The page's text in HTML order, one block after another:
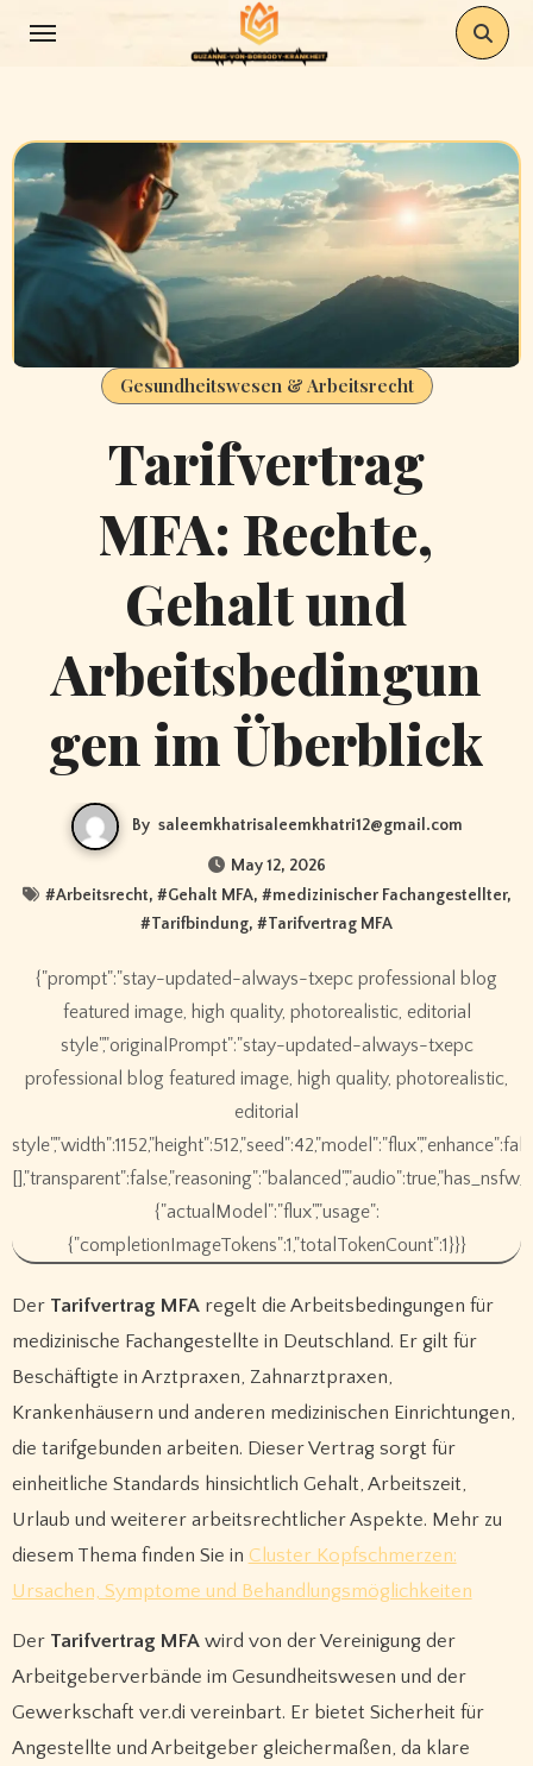
Gesundheitswesen & Arbeitsrecht
Tarifvertrag
MFA: Rechte,
Gehalt und
Arbeitsbedingun
gen im Überblick
By saleemkhatrisaleemkhatri12@gmail.com
May 12, 2026
#Arbeitsrecht, #Gehalt MFA, #medizinischer Fachangestellter,
#Tarifbindung, #Tarifvertrag MFA
{"prompt":"stay-updated-always-txepc professional blog
featured image, high quality, photorealistic, editorial
style","originalPrompt":"stay-updated-always-txepc
professional blog featured image, high quality, photorealistic,
editorial
{"actualModel":"flux","usage":
{"completionImageTokens":1,"totalTokenCount":1}}}
Der Tarifvertrag MFAregelt die Arbeitsbedingungen für
medizinische Fachangestellte in Deutschland. Er gilt für
Beschäftigte in Arztpraxen, Zahnarztpraxen,
Krankenhäusern und anderen medizinischen Einrichtungen,
die tarifgebunden arbeiten. Dieser Vertrag sorgt für
einheitliche Standards hinsichtlich Gehalt, Arbeitszeit,
Urlaub und weiterer arbeitsrechtlicher Aspekte. Mehr zu
diesem Thema finden Sie in Cluster Kopfschmerzen:
Ursachen, Symptome und Behandlungsmöglichkeiten
Der Tarifvertrag MFAwird von der Vereinigung der
Arbeitgeberverbände im Gesundheitswesen und der
Gewerkschaft ver.di vereinbart. Er bietet Sicherheit für
Angestellte und Arbeitgeber gleichermaßen, da klare